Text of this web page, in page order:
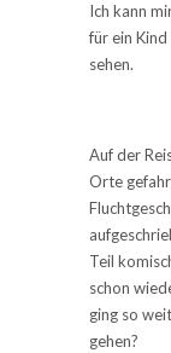
Ich kann
für ein Kind
sehen.
Auf der
Orte
Teil
schon
ging so
gehen?